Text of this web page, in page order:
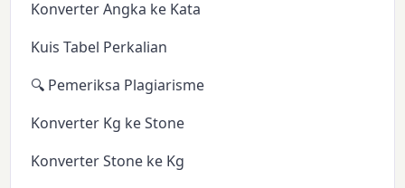
Konverter Angka ke Kata
Kuis Tabel Perkalian
🔍 Pemeriksa Plagiarisme
Konverter Kg ke Stone
Konverter Stone ke Kg